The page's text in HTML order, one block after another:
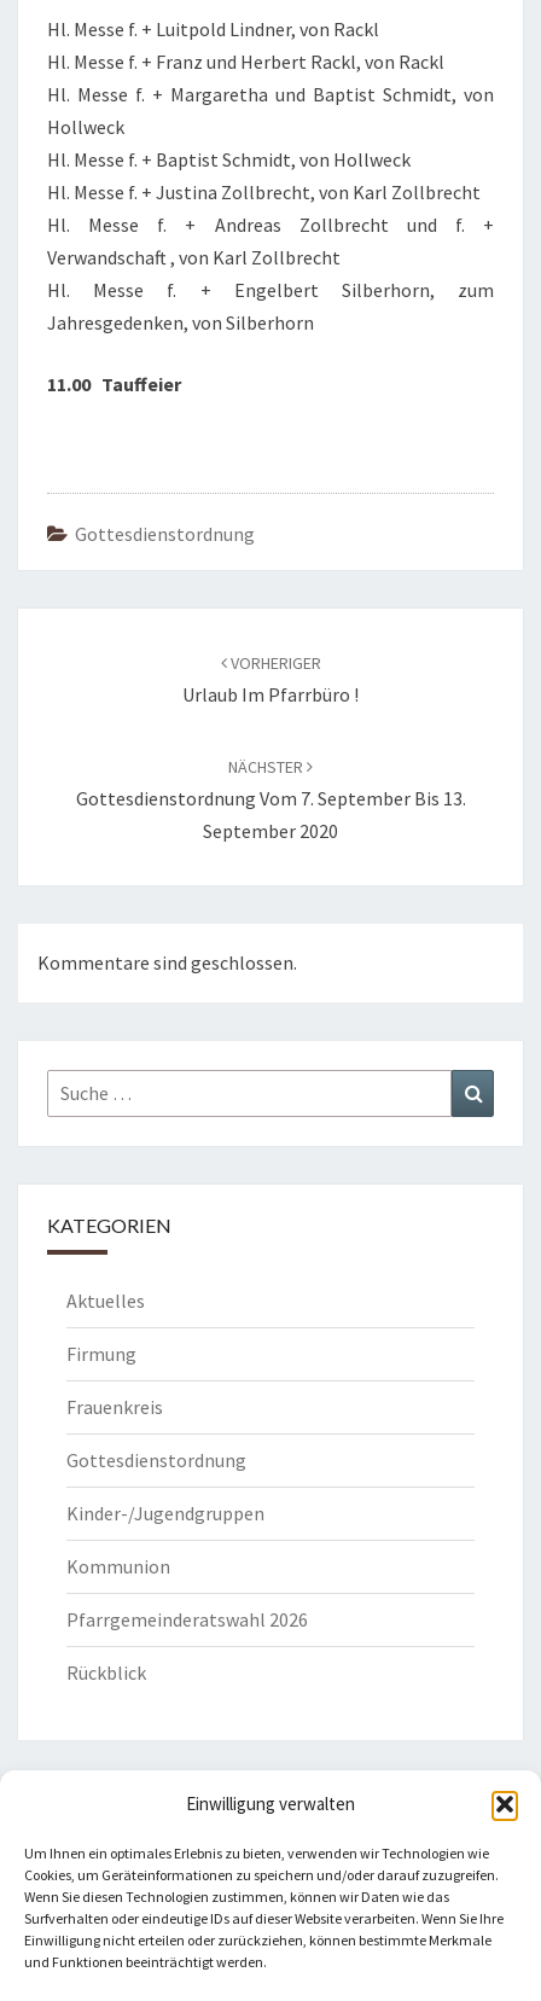
Einwilligung verwalten
Um Ihnen ein optimales Erlebnis zu bieten, verwenden wir Technologien wie
Cookies, um Geräteinformationen zu speichern und/oder darauf zuzugreifen.
Wenn Sie diesen Technologien zustimmen, können wir Daten wie das
Surfverhalten oder eindeutige IDs auf dieser Website verarbeiten. Wenn Sie Ihre
Einwilligung nicht erteilen oder zurückziehen, können bestimmte Merkmale
und Funktionen beeinträchtigt werden.
Hl. Messe f. + Luitpold Lindner, von Rackl
Hl. Messe f. + Franz und Herbert Rackl, von Rackl
Hl. Messe f. + Margaretha und Baptist Schmidt, von
Hollweck
Hl. Messe f. + Baptist Schmidt, von Hollweck
Hl. Messe f. + Justina Zollbrecht, von Karl Zollbrecht
Hl. Messe f. + Andreas Zollbrecht und f. +
Verwandschaft , von Karl Zollbrecht
Hl. Messe f. + Engelbert Silberhorn, zum
Jahresgedenken, von Silberhorn
11.00 Tauffeier
Gottesdienstordnung
VORHERIGER
Urlaub Im Pfarrbüro !
NÄCHSTER
Gottesdienstordnung Vom 7. September Bis 13.
September 2020
Kommentare sind geschlossen.
Suche
nach:
KATEGORIEN
Aktuelles
Firmung
Frauenkreis
Gottesdienstordnung
Kinder-/Jugendgruppen
Kommunion
Pfarrgemeinderatswahl 2026
Rückblick
Bistum Eichstätt
Caritas Verband